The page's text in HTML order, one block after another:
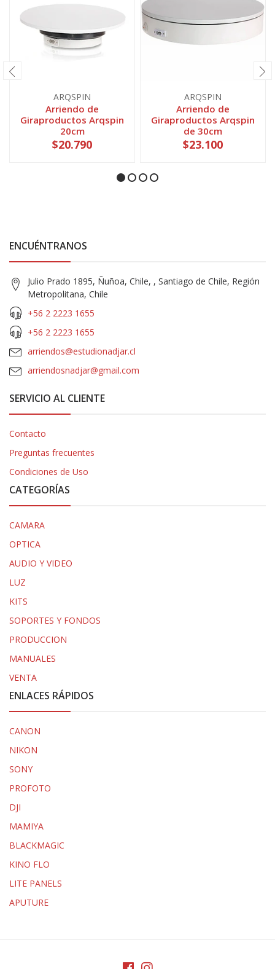
ARQSPIN
Arriendo de
Giraproductos Arqspin
20cm
$20.790
ARQSPIN
Arriendo de
Giraproductos Arqspin
de 30cm
$23.100
ENCUÉNTRANOS
Julio Prado 1895, Ñuñoa, Chile, , Santiago de Chile, Región
Metropolitana, Chile
+56 2 2223 1655
+56 2 2223 1655
arriendos@estudionadjar.cl
arriendosnadjar@gmail.com
SERVICIO AL CLIENTE
Contacto
Preguntas frecuentes
Condiciones de Uso
CATEGORÍAS
CAMARA
OPTICA
AUDIO Y VIDEO
LUZ
KITS
SOPORTES Y FONDOS
PRODUCCION
MANUALES
VENTA
ENLACES RÁPIDOS
CANON
NIKON
SONY
PROFOTO
DJI
MAMIYA
BLACKMAGIC
KINO FLO
LITE PANELS
APUTURE